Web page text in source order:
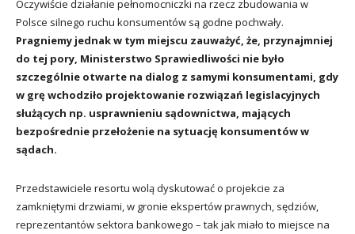
Oczywiście działanie pełnomocniczki na rzecz zbudowania w
Polsce silnego ruchu konsumentów są godne pochwały.
Pragniemy jednak w tym miejscu zauważyć, że, przynajmniej
do tej pory, Ministerstwo Sprawiedliwości nie było
szczególnie otwarte na dialog z samymi konsumentami, gdy
w grę wchodziło projektowanie rozwiązań legislacyjnych
służących np. usprawnieniu sądownictwa, mających
bezpośrednie przełożenie na sytuację konsumentów w
sądach.
Przedstawiciele resortu wolą dyskutować o projekcie za
zamkniętymi drzwiami, w gronie ekspertów prawnych, sędziów,
reprezentantów sektora bankowego – tak jak miało to miejsce na